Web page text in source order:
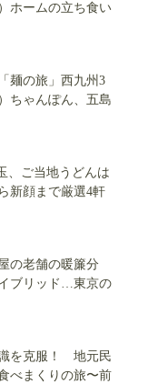
ホームの立ち食い
麺の旅」西九州3
ちゃんぽん、五島
、ご当地うどんは
新顔まで厳選4軒
の老舗の暖簾分
ブリッド…東京の
を克服！ 地元民
べまくりの旅〜前